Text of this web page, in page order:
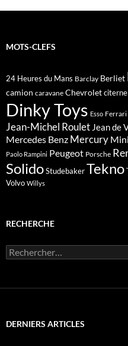
MOTS-CLEFS
24 Heures du Mans Barclay Berliet
camion caravane Chevroletciterne
Dinky Toys Esso Ferrari
Jean-Michel Roulet Jean de
Mercedes Benz Mercury
Paolo Rampini Peugeot Porsche
SolidoStudebakerTekno
Volvo Willys
RECHERCHE
Rechercher :
DERNIERS ARTICLES